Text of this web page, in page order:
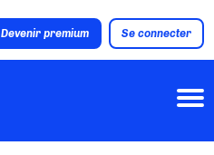
Devenir premium Se connecter